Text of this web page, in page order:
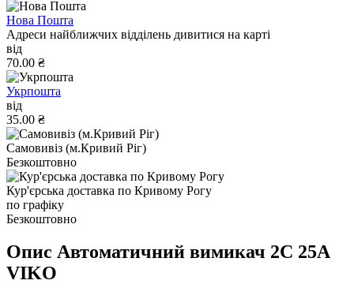
Нова Пошта
Адреси найближчих відділень дивитися на карті
від
70.00 ₴
Укрпошта
від
35.00 ₴
Самовивіз (м.Кривий Ріг)
Безкоштовно
Кур'єрська доставка по Кривому Рогу
по графіку
Безкоштовно
Опис Автоматичний вимикач 2C 25А
VIKO